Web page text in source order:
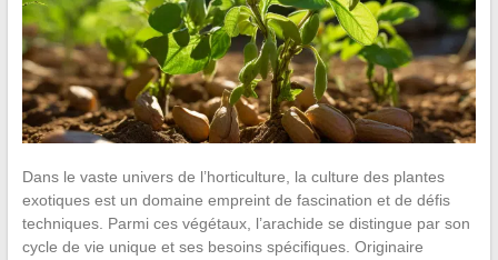
Dans le vaste univers de l’horticulture, la culture des plantes
exotiques est un domaine empreint de fascination et de défis
techniques. Parmi ces végétaux, l’arachide se distingue par son
cycle de vie unique et ses besoins spécifiques. Originaire